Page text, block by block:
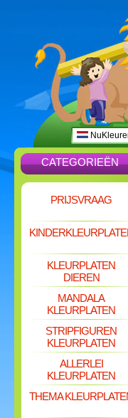
CATEGORIEËN
PRIJSVRAAG
KLEURPLATEN
DIEREN
MANDALA
KLEURPLATEN
STRIPFIGUREN
KLEURPLATEN
ALLERLEI
KLEURPLATEN
THEMA